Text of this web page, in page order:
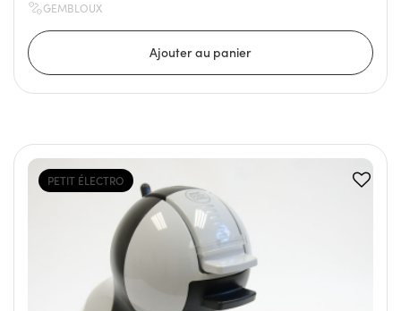
GEMBLOUX
PETIT ÉLECTRO